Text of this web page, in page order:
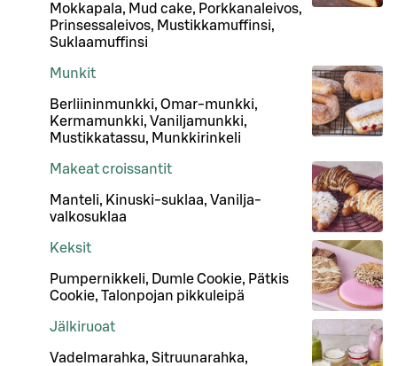
Mokkapala, Mud cake, Porkkanaleivos,
Prinsessaleivos, Mustikkamuffinsi,
Suklaamuffinsi
Munkit
Berliininmunkki, Omar-munkki,
Kermamunkki, Vaniljamunkki,
Mustikkatassu, Munkkirinkeli
Makeat croissantit
Manteli, Kinuski-suklaa, Vanilja-
valkosuklaa
Keksit
Pumpernikkeli, Dumle Cookie, Pätkis
Cookie, Talonpojan pikkuleipä
Jälkiruoat
Vadelmarahka, Sitruunarahka,